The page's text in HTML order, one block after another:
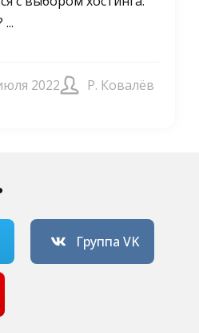
2022 Р. Ковалёв
Группа VK